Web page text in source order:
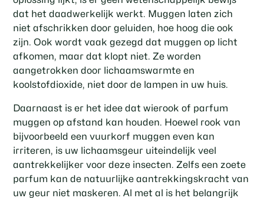
dat het daadwerkelijk werkt. Muggen laten zich
niet afschrikken door geluiden, hoe hoog die ook
zijn. Ook wordt vaak gezegd dat muggen op licht
afkomen, maar dat klopt niet. Ze worden
aangetrokken door lichaamswarmte en
koolstofdioxide, niet door de lampen in uw huis.
Daarnaast is er het idee dat wierook of parfum
muggen op afstand kan houden. Hoewel rook van
bijvoorbeeld een vuurkorf muggen even kan
irriteren, is uw lichaamsgeur uiteindelijk veel
aantrekkelijker voor deze insecten. Zelfs een zoete
parfum kan de natuurlijke aantrekkingskracht van
uw geur niet maskeren. Al met al is het belangrijk